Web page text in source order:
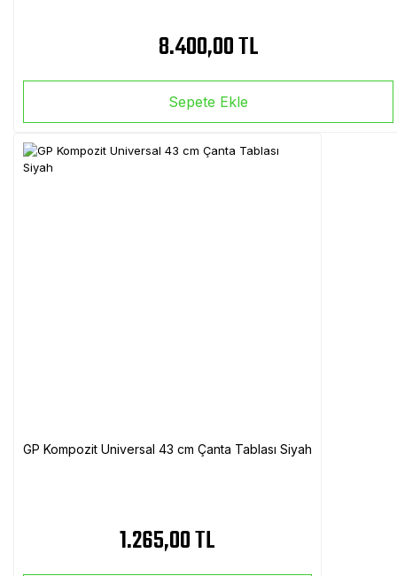
8.400,00 TL
Sepete Ekle
GP Kompozit Universal 43 cm Çanta Tablası Siyah
1.265,00 TL